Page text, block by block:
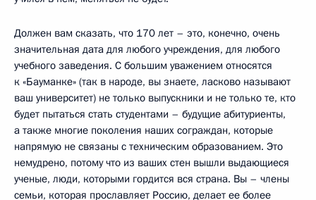
Должен вам сказать, что 170 лет – это, конечно, очень
значительная дата для любого учреждения, для любого
учебного заведения. С большим уважением относятся
к «Бауманке» (так в народе, вы знаете, ласково называют
ваш университет) не только выпускники и не только те, кто
будет пытаться стать студентами – будущие абитуриенты,
а также многие поколения наших сограждан, которые
напрямую не связаны с техническим образованием. Это
немудрено, потому что из ваших стен вышли выдающиеся
ученые, люди, которыми гордится вся страна. Вы – члены
семьи, которая прославляет Россию, делает ее более